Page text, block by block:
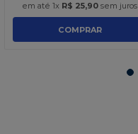
em até 1x R$ 25,90sem juros
COMPRAR